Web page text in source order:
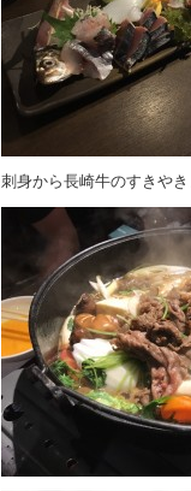
刺身から長崎牛のすきや